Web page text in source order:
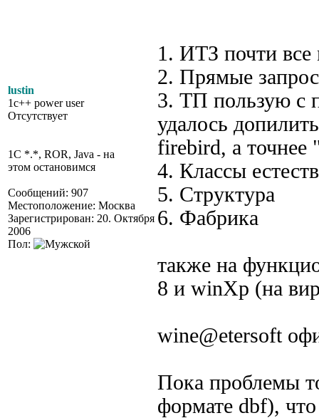
lustin
1c++ power user
Отсутствует
1C *.*, ROR, Java - на
этом остановимся
Сообщений: 907
Местоположение: Москва
Зарегистрирован: 20. Октября
2006
Пол:
1. ИТЗ почти все
2. Прямые
3. ТП пользую с
удалось
firebird, а
4. Классы
5. Структура
6. Фабрика
также на
8 и winXp (на
wine@etersoft
Пока проблемы
формате dbf),